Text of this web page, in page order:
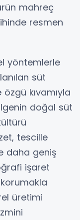
mahreç
resmen
yöntemlerle
süt
kıvamıyla
doğal süt
tescille
daha geniş
işaret
üretimi